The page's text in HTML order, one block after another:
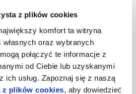
z plików cookies
komfort ta witryna
oraz wybranych
połączyć te informacje z
od Ciebie lub uzyskanymi
ich usług. Zapoznaj się z naszą
plików cookies , aby dowiedzieć
Application Firewall) i
dla bezpieczeństwa